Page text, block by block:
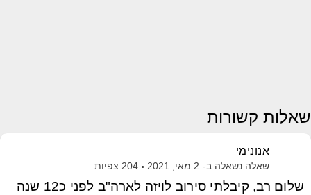
שאלות קשורות
אנונימי
שאלה נשאלה ב- 2 מאי, 2021 204 צפיות
שלום רב, קיבלתי סירוב לויזה לארה"ב לפני כ12 שנה